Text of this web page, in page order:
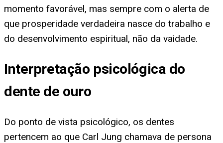
momento favorável, mas sempre com o alerta de
que prosperidade verdadeira nasce do trabalho e
do desenvolvimento espiritual, não da vaidade.
Interpretação psicológica do
dente de ouro
Do ponto de vista psicológico, os dentes
pertencem ao que Carl Jung chamava de persona